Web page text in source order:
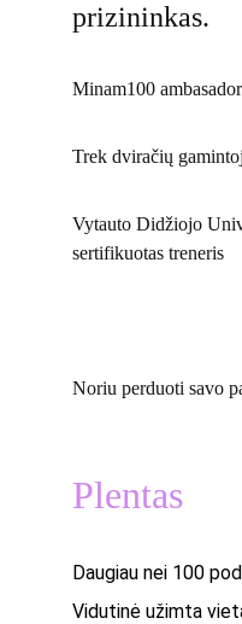
prizininkas.
Minam100
Trek dviračių
Vytauto Didžiojo
sertifikuotas treneris
Noriu perduoti savo
Plentas
Daugiau nei 100
Vidutinė užimta